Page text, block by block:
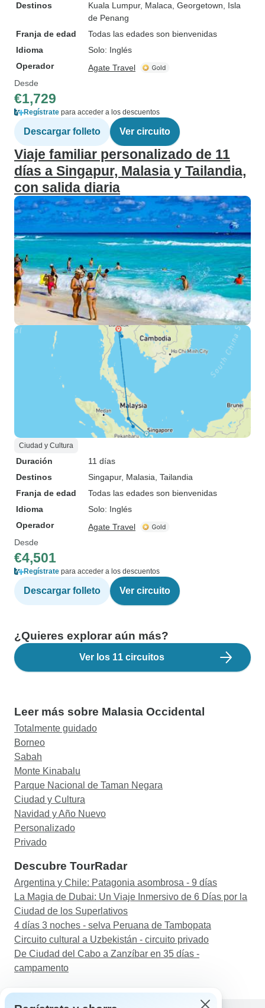
Destinos
Kuala Lumpur, Malaca , Georgetown , Isla
de Penang
Franja de edad
Todas las edades son bienvenidas
Idioma
Solo: Inglés
Operador
Agate Travel
Desde
€1,729
Regístrate para acceder a los descuentos
Descargar folleto Ver circuito
Viaje familiar personalizado de 11
días a Singapur, Malasia y Tailandia,
con salida diaria
Ciudad y Cultura
Duración
11 días
Destinos
Singapur, Malasia , Tailandia
Franja de edad
Todas las edades son bienvenidas
Idioma
Solo: Inglés
Operador
Agate Travel
Desde
€4,501
Regístrate para acceder a los descuentos
Descargar folleto Ver circuito
¿Quieres explorar aún más?
Ver los 11 circuitos
Leer más sobre Malasia Occidental
Totalmente guidado
Borneo
Sabah
Monte Kinabalu
Parque Nacional de Taman Negara
Ciudad y Cultura
Navidad y Año Nuevo
Personalizado
Privado
Descubre TourRadar
Argentina y Chile: Patagonia asombrosa - 9 días
La Magia de Dubai: Un Viaje Inmersivo de 6 Días por la
Ciudad de los Superlativos
4 días 3 noches - selva Peruana de Tambopata
Circuito cultural a Uzbekistán - circuito privado
De Ciudad del Cabo a Zanzíbar en 35 días -
campamento